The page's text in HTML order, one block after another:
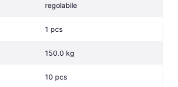
regolabile
1 pcs
150.0 kg
10 pcs